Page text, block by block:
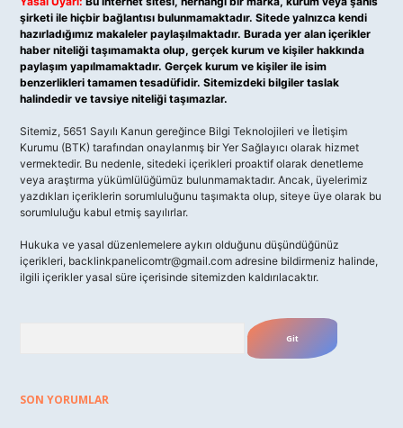
şirketi ile hiçbir bağlantısı bulunmamaktadır. Sitede yalnızca kendi
hazırladığımız makaleler paylaşılmaktadır. Burada yer alan içerikler
haber niteliği taşımamakta olup, gerçek kurum ve kişiler hakkında
paylaşım yapılmamaktadır. Gerçek kurum ve kişiler ile isim
benzerlikleri tamamen tesadüfidir. Sitemizdeki bilgiler taslak
halindedir ve tavsiye niteliği taşımazlar.
Sitemiz, 5651 Sayılı Kanun gereğince Bilgi Teknolojileri ve İletişim
Kurumu (BTK) tarafından onaylanmış bir Yer Sağlayıcı olarak hizmet
vermektedir. Bu nedenle, sitedeki içerikleri proaktif olarak denetleme
veya araştırma yükümlülüğümüz bulunmamaktadır. Ancak, üyelerimiz
yazdıkları içeriklerin sorumluluğunu taşımakta olup, siteye üye olarak bu
sorumluluğu kabul etmiş sayılırlar.
Hukuka ve yasal düzenlemelere aykırı olduğunu düşündüğünüz
içerikleri, backlinkpanelicomtr@gmail.com adresine bildirmeniz halinde,
ilgili içerikler yasal süre içerisinde sitemizden kaldırılacaktır.
SON YORUMLAR